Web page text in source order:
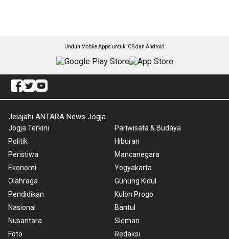
Unduh Mobile Apps untuk iOS dan Android
Jelajahi ANTARA News Jogja
Jogja Terkini
Politik
Peristiwa
Ekonomi
Olahraga
Pendidikan
Nasional
Nusantara
Foto
Pariwisata & Budaya
Hiburan
Mancanegara
Yogyakarta
Gunung Kidul
Kulon Progo
Bantul
Sleman
Redaksi